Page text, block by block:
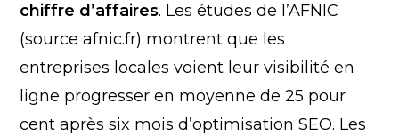
chiffre d’affaires. Les études de l’AFNIC
(source afnic.fr) montrent que les
entreprises locales voient leur visibilité en
ligne progresser en moyenne de 25 pour
cent après six mois d’optimisation SEO. Les